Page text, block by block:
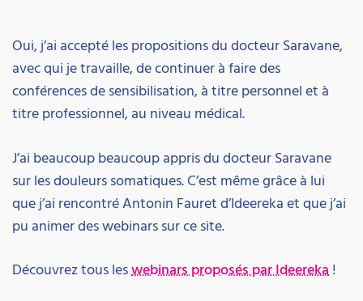
Oui, j’ai accepté les propositions du docteur Saravane,
avec qui je travaille, de continuer à faire des
conférences de sensibilisation, à titre personnel et à
titre professionnel, au niveau médical.
J’ai beaucoup beaucoup appris du docteur Saravane
sur les douleurs somatiques. C’est même grâce à lui
que j’ai rencontré Antonin Fauret d’Ideereka et que j’ai
pu animer des webinars sur ce site.
Découvrez tous leswebinars proposés par Ideereka!